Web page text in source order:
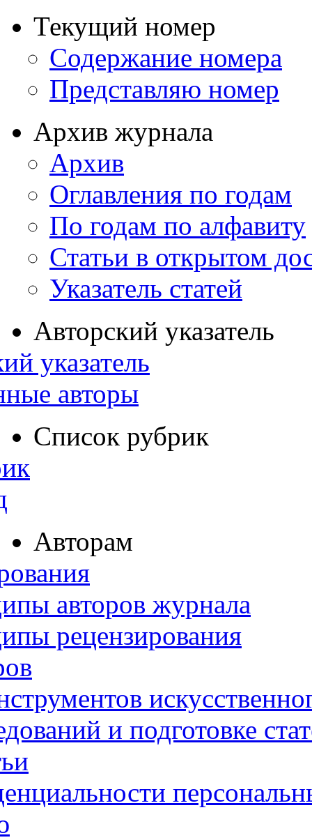
Текущий номер
Содержание номера
Представляю номер
Архив журнала
Архив
Оглавления по годам
По годам по алфавиту
Статьи в открытом
Указатель статей
Авторский указатель
указатель
авторы
Список рубрик
Авторам
авторов журнала
рецензирования
и подготовке